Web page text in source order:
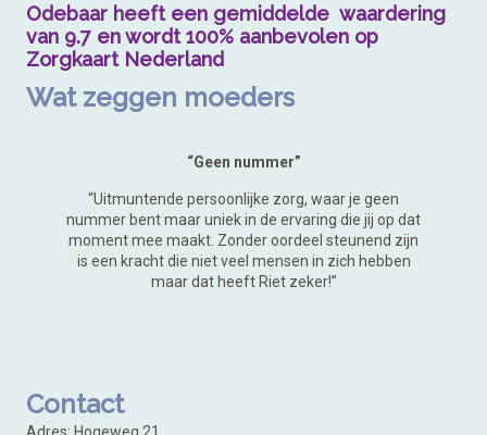
Odebaar heeft een gemiddelde waardering
van 9.7 en wordt 100% aanbevolen op
Zorgkaart Nederland
Wat zeggen moeders
“Geen nummer”
“Uitmuntende persoonlijke zorg, waar je geen
nummer bent maar uniek in de ervaring die jij op dat
moment mee maakt. Zonder oordeel steunend zijn
is een kracht die niet veel mensen in zich hebben
maar dat heeft Riet zeker!”
Contact
Adres: Hogeweg 21